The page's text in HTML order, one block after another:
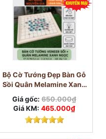
Bộ Cờ Tướng Đẹp Bàn Gỗ
Sồi Quân Melamine Xanh
Giá gốc: 650.000₫
Giá KM: 465.000₫